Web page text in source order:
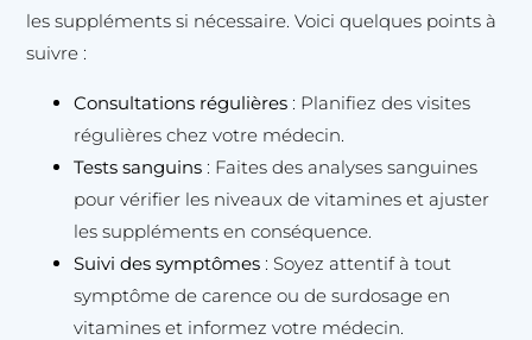
les suppléments si nécessaire. Voici quelques points à
suivre :
Consultations régulières : Planifiez des visites
régulières chez votre médecin.
Tests sanguins : Faites des analyses sanguines
pour vérifier les niveaux de vitamines et ajuster
les suppléments en conséquence.
Suivi des symptômes : Soyez attentif à tout
symptôme de carence ou de surdosage en
vitamines et informez votre médecin.